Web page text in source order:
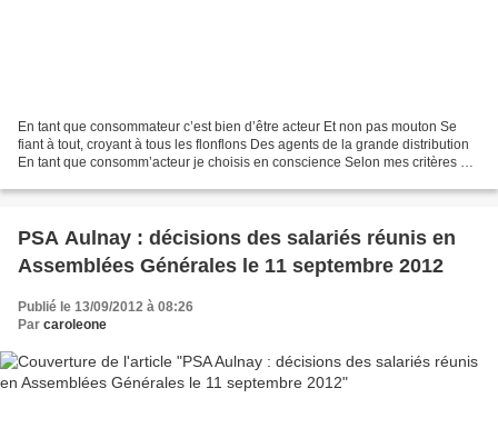
En tant que consommateur c’est bien d’être acteur Et non pas mouton Se
fiant à tout, croyant à tous les flonflons Des agents de la grande distribution
En tant que consomm’acteur je choisis en conscience Selon mes critères et
PSA Aulnay : décisions des salariés réunis en
Assemblées Générales le 11 septembre 2012
Publié le 13/09/2012 à 08:26
Par caroleone